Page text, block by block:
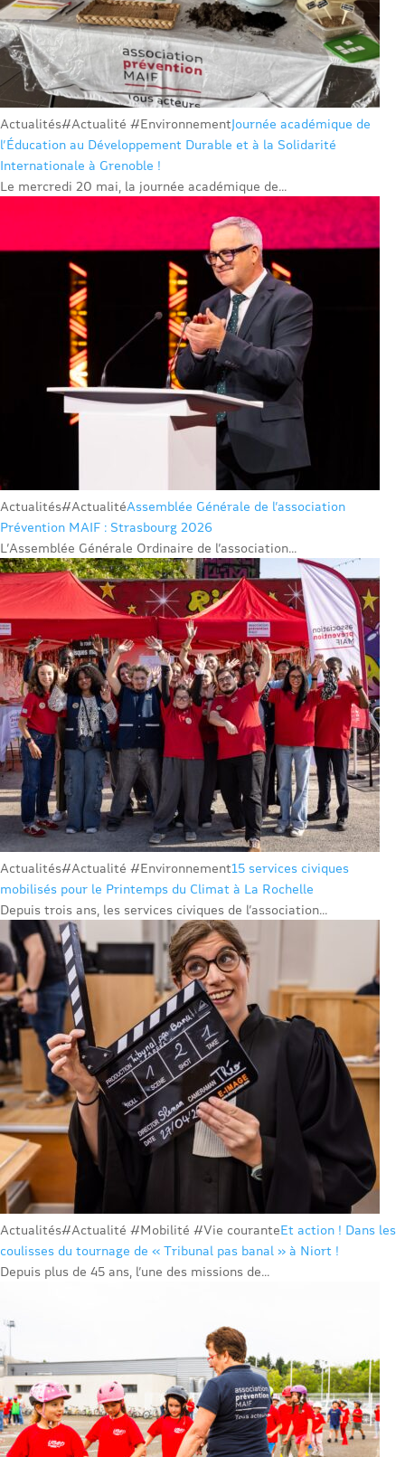
Actualités#Actualité #EnvironnementJournée académique de
l’Éducation au Développement Durable et à la Solidarité
Internationale à Grenoble !
Le mercredi 20 mai, la journée académique de...
Actualités#ActualitéAssemblée Générale de l’association
Prévention MAIF : Strasbourg 2026
L’Assemblée Générale Ordinaire de l’association...
Actualités#Actualité #Environnement15 services civiques
mobilisés pour le Printemps du Climat à La Rochelle
Depuis trois ans, les services civiques de l’association...
Actualités#Actualité #Mobilité #Vie couranteEt action ! Dans les
coulisses du tournage de « Tribunal pas banal » à Niort !
Depuis plus de 45 ans, l’une des missions de...